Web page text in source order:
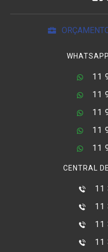
11
11
11
11
11
CENTRAL
11
11
11
11